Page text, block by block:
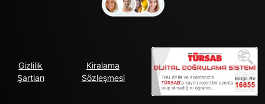
Gizlilik
Şartları
Kiralama
Sözleşmesi